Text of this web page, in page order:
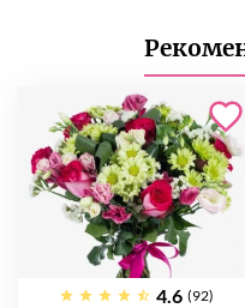
4.6 (92)